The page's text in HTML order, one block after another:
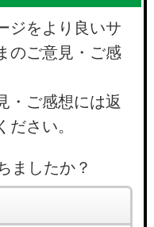
ジをより良いサ
のご意見・ご感
・ご感想には返
さい。
ましたか？